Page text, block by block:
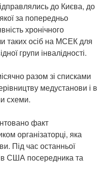
до Києва, до
за попередньо
хронічного
таких осіб на МСЕК для
групи інвалідності.
разом зі списками
медустанови і в
схеми.
факт
організаторці, яка
Під час останньої
США посередника та